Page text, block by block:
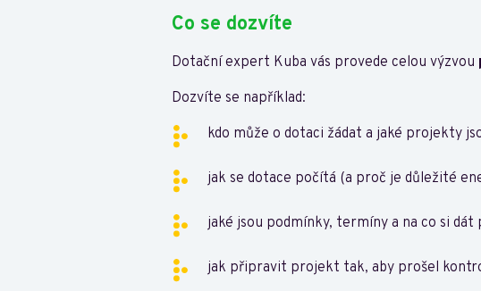
Co se dozvíte
Dotační expert Kuba vás provede celou výzvou
Dozvíte se například:
kdo může o dotaci žádat a jaké projekty
jak se dotace počítá (a proč je důležité
jaké jsou podmínky, termíny a na co si dát
jak připravit projekt tak, aby prošel